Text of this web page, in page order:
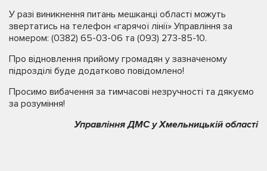
У разі виникнення питань мешканці області можуть
звертатись на телефон «гарячої лінії» Управління за
номером: (0382) 65-03-06 та (093) 273-85-10.
Про відновлення прийому громадян у зазначеному
підрозділі буде додатково повідомлено!
Просимо вибачення за тимчасові незручності та дякуємо
за розуміння!
Управління ДМС у Хмельницькій області